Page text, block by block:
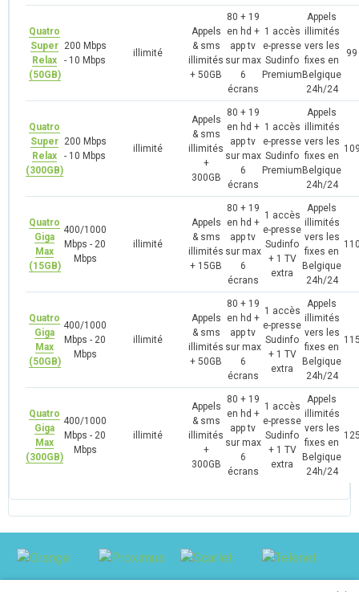
Quatro
Super
Relax
(50GB)
200 Mbps
- 10 Mbps
illimité
Appels
& sms
illimités
+ 50GB
80 + 19
en hd +
app tv
sur max
6
écrans
1 accès
e-presse
Sudinfo
Premium
Appels
illimités
vers les
fixes en
Belgique
24h/24
Quatro
Super
Relax
(300GB)
200 Mbps
- 10 Mbps
illimité
Appels
& sms
illimités
+
300GB
80 + 19
en hd +
app tv
sur max
6
écrans
1 accès
e-presse
Sudinfo
Premium
Appels
illimités
vers les
fixes en
Belgique
24h/24
Quatro
Giga
Max
(15GB)
400/1000
Mbps - 20
Mbps
illimité
Appels
& sms
illimités
+ 15GB
80 + 19
en hd +
app tv
sur max
6
écrans
1 accès
e-presse
Sudinfo
+ 1 TV
extra
Appels
illimités
vers les
fixes en
Belgique
24h/24
Quatro
Giga
Max
(50GB)
400/1000
Mbps - 20
Mbps
illimité
Appels
& sms
illimités
+ 50GB
80 + 19
en hd +
app tv
sur max
6
écrans
1 accès
e-presse
Sudinfo
+ 1 TV
extra
Appels
illimités
vers les
fixes en
Belgique
24h/24
Quatro
Giga
Max
(300GB)
400/1000
Mbps - 20
Mbps
illimité
Appels
& sms
illimités
+
300GB
80 + 19
en hd +
app tv
sur max
6
écrans
1 accès
e-presse
Sudinfo
+ 1 TV
extra
Appels
illimités
vers les
fixes en
Belgique
24h/24